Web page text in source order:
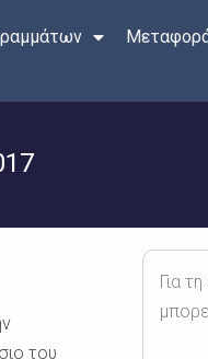
του
Για